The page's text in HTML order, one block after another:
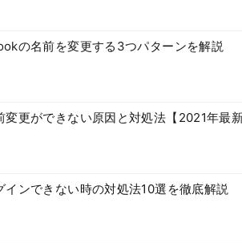
の名前を変更する3つパターンを解説
更ができない原因と対処法【2021年最新
ンできない時の対処法10選を徹底解説